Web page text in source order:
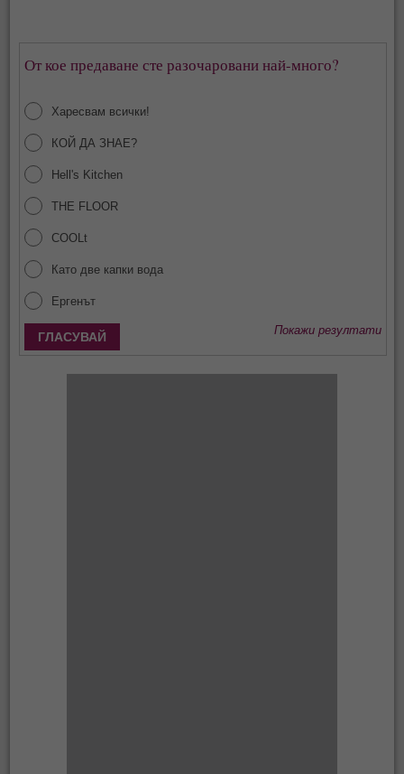
От кое предаване сте разочаровани най-много?
Харесвам всички!
КОЙ ДА ЗНАЕ?
Hell's Kitchen
THE FLOOR
COOLt
Като две капки вода
Ергенът
Покажи резултати